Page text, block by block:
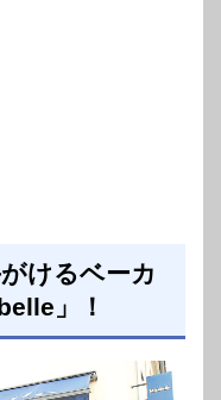
けるベーカ
」！